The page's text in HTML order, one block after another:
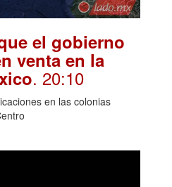
el gobierno
venta en la
. 20:10
en las colonias